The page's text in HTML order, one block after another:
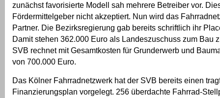
zunächst favorisierte Modell sah mehrere Betreiber vor.
Fördermittelgeber nicht akzeptiert. Nun wird das
Partner. Die Bezirksregierung gab bereits schriftlich ihr
Damit stehen 362.000 Euro als Landeszuschuss zum Bau
SVB rechnet mit Gesamtkosten für Grunderwerb und
von 700.000 Euro.
Das Kölner Fahrradnetzwerk hat der SVB bereits einen
Finanzierungsplan vorgelegt. 256 überdachte Fahrrad-